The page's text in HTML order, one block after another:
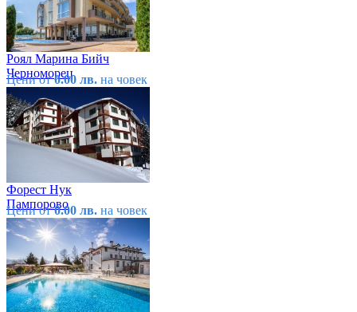
Роял Марина Бийч
Черноморец
Цени от0.00 лв. на човек
Форест Нук
Пампорово
Цени от0.00 лв. на човек